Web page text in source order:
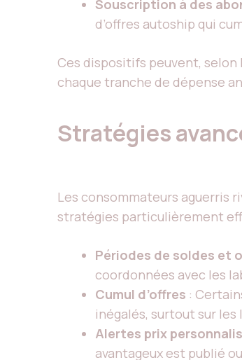
Souscription à des
d’offres autoship qui
Ces dispositifs peuvent, selon
chaque tranche de dépense
Stratégies
Les consommateurs aguerris
stratégies particulièrement
Périodes de soldes et
coordonnées avec les
Cumul d’offres :
inégalés, surtout sur
Alertes prix
avantageux est publié